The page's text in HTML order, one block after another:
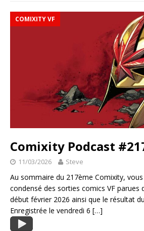
COMIXITY VF
Comixity Podcast
11/03/2026 Steve
Au sommaire du 217ème Comixity,
condensé des sorties comics VF parues
début février 2026 ainsi que le résultat
Enregistrée le vendredi 6 […]